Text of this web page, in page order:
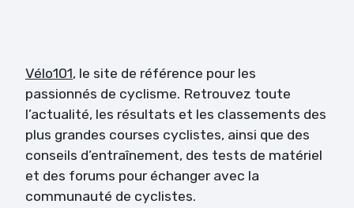
Vélo101, le site de référence pour les
passionnés de cyclisme. Retrouvez toute
l’actualité, les résultats et les classements des
plus grandes courses cyclistes, ainsi que des
conseils d’entraînement, des tests de matériel
et des forums pour échanger avec la
communauté de cyclistes.